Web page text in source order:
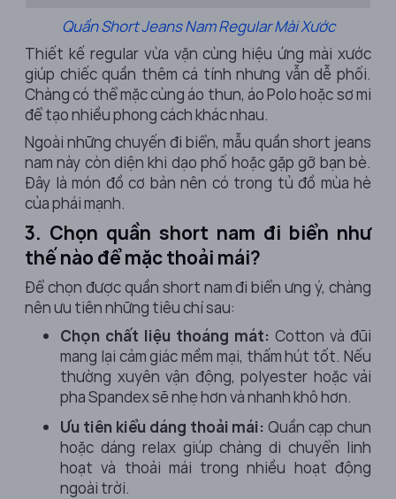
Quần Short Jeans Nam Regular Mài Xước
Thiết kế regular vừa vặn cùng hiệu ứng mài xước
giúp chiếc quần thêm cá tính nhưng vẫn dễ phối.
Chàng có thể mặc cùng áo thun, áo Polo hoặc sơ mi
để tạo nhiều phong cách khác nhau.
Ngoài những chuyến đi biển, mẫu quần short jeans
nam này còn diện khi dạo phố hoặc gặp gỡ bạn bè.
Đây là món đồ cơ bản nên có trong tủ đồ mùa hè
của phái mạnh.
3. Chọn quần short nam đi biển như
thế nào để mặc thoải mái?
Để chọn được quần short nam đi biển ưng ý, chàng
nên ưu tiên những tiêu chí sau:
Chọn chất liệu thoáng mát: Cotton và đũi
mang lại cảm giác mềm mại, thấm hút tốt. Nếu
thường xuyên vận động, polyester hoặc vải
pha Spandex sẽ nhẹ hơn và nhanh khô hơn.
Ưu tiên kiểu dáng thoải mái:Quần cạp chun
hoặc dáng relax giúp chàng di chuyển linh
hoạt và thoải mái trong nhiều hoạt động
ngoài trời.